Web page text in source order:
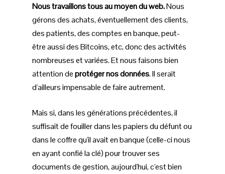
Nous travaillons tous au moyen du web.Nous
gérons des achats, éventuellement des clients,
des patients, des comptes en banque, peut-
être aussi des Bitcoins, etc, donc des activités
nombreuses et variées. Et nous faisons bien
attention deprotéger nos données. Il serait
d'ailleurs impensable de faire autrement.
Mais si, dans les générations précédentes, il
suffisait de fouiller dans les papiers du défunt ou
dans le coffre qu'il avait en banque (celle-ci nous
en ayant confié la clé) pour trouver ses
documents de gestion, aujourd'hui, c'est bien